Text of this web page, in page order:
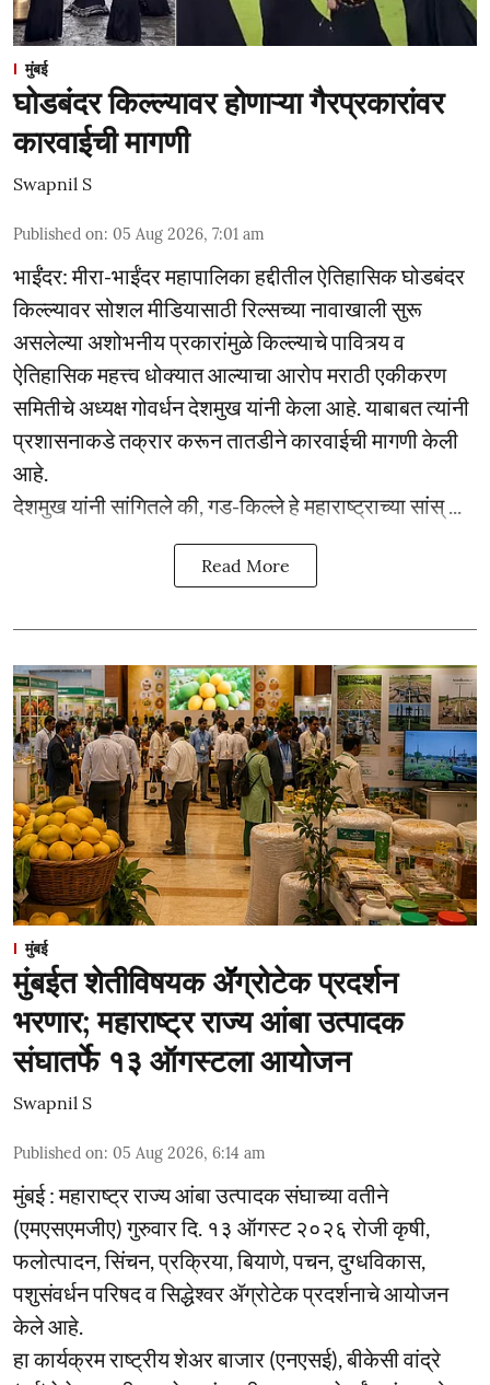
मुंबई
घोडबंदर किल्ल्यावर होणाऱ्या गैरप्रकारांवर
कारवाईची मागणी
Swapnil S
Published on: 05 Aug 2026, 7:01 am
भाईंंदर: मीरा-भाईंदर महापालिका हद्दीतील ऐतिहासिक घोडबंदर
किल्ल्यावर सोशल मीडियासाठी रिल्सच्या नावाखाली सुरू
असलेल्या अशोभनीय प्रकारांमुळे किल्ल्याचे पावित्र्य व
ऐतिहासिक महत्त्व धोक्यात आल्याचा आरोप मराठी एकीकरण
समितीचे अध्यक्ष गोवर्धन देशमुख यांनी केला आहे. याबाबत त्यांनी
प्रशासनाकडे तक्रार करून तातडीने कारवाईची मागणी केली
आहे.
देशमुख यांनी सांगितले की, गड-किल्ले हे महाराष्ट्राच्या सांस् ...
Read More
मुंबई
मुंबईत शेतीविषयक ॲॅग्रोटेक प्रदर्शन
भरणार; महाराष्ट्र राज्य आंबा उत्पादक
संघातर्फे १३ ऑगस्टला आयोजन
Swapnil S
Published on: 05 Aug 2026, 6:14 am
मुंबई : महाराष्ट्र राज्य आंबा उत्पादक संघाच्या वतीने
(एमएसएमजीए) गुरुवार दि. १३ ऑगस्ट २०२६ रोजी कृषी,
फलोत्पादन, सिंचन, प्रक्रिया, बियाणे, पचन, दुग्धविकास,
पशुसंवर्धन परिषद व सिद्धेश्वर ॲग्रोटेक प्रदर्शनाचे आयोजन
केले आहे.
हा कार्यक्रम राष्ट्रीय शेअर बाजार (एनएसई), बीकेसी वांद्रे